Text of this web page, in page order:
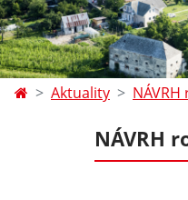
Aktuality
NÁVRH